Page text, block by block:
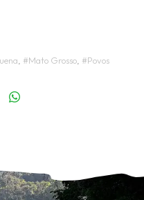
, #Mato Grosso, #Povos